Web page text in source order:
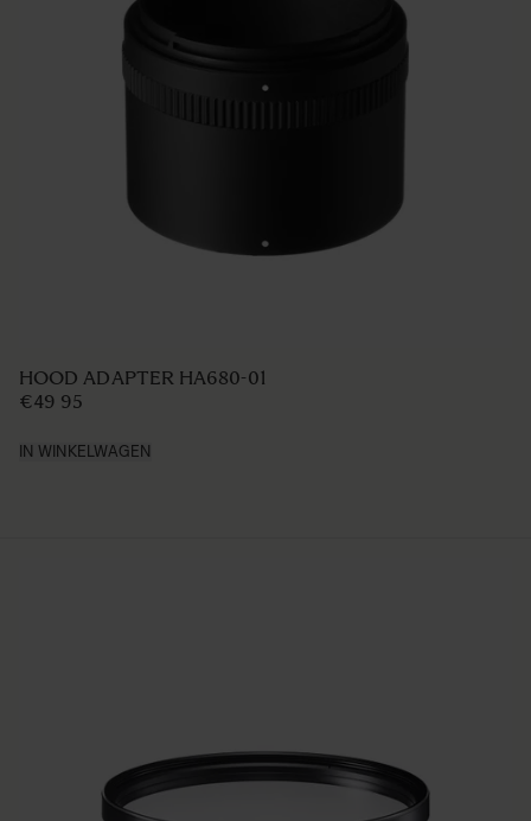
HOOD ADAPTER HA680-01
€49 95
IN WINKELWAGEN